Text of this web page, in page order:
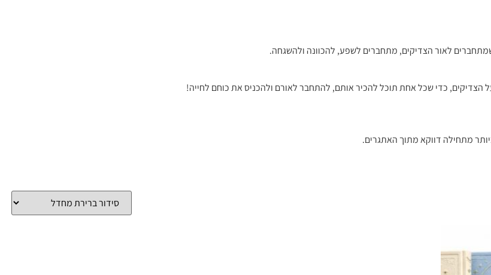
לאור הצדיקים, מתחברים לשפע, להכוונה ולהשגחה.
הצדיקים, כדי שכל אחת תוכל להכיר אותם, להתחבר לאורם ולהכניס את כוחם לחייה!
מתחילה דווקא מתוך האתגרים.